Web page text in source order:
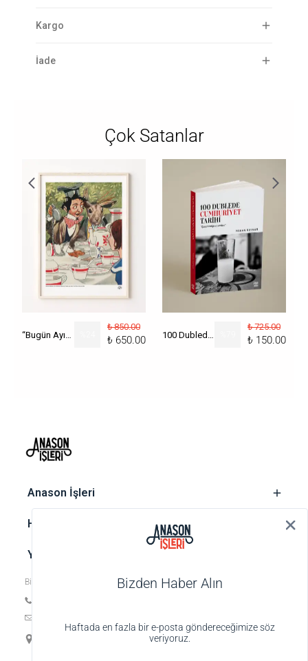
Kargo
İade
Çok Satanlar
₺ 850.00
₺ 650.00
₺ 725.00
₺ 150.00
‎ Anason İşleri
‎ Hesap
‎ Yasal metinler
Bize ulaşın
19 Mayıs Mah. Veteriner Hilmi Sok., Hilmi Palas No:4 K:1 D:4,
Bizden Haber Alın
Haftada en fazla bir e-posta göndereceğimize söz
veriyoruz.